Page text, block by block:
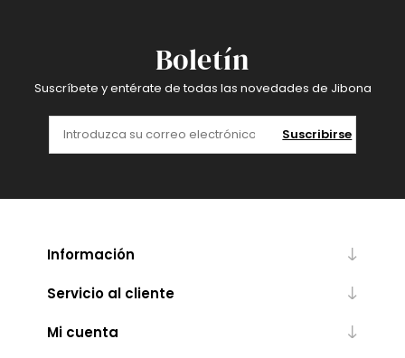
Boletín
Suscríbete y entérate de todas las novedades de Jibona
Suscribirse
Información
Servicio al cliente
Mi cuenta